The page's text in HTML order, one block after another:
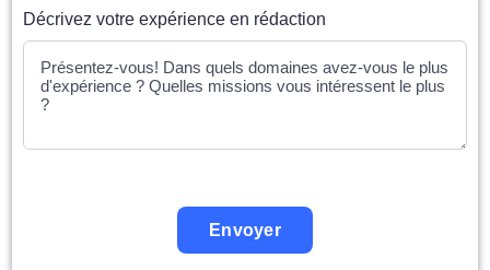
Décrivez votre expérience en rédaction
Envoyer